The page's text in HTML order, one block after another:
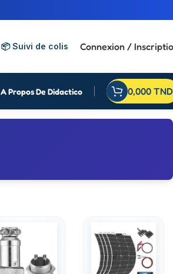
📦 Suivi de colis Connexion /
A Propos De Didactico 0,000 TND